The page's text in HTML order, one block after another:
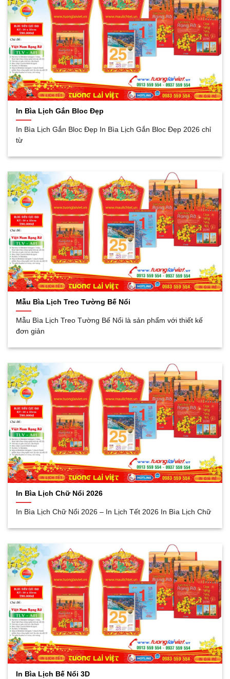
In Bìa Lịch Gắn Bloc Đẹp
In Bìa Lịch Gắn Bloc Đẹp In Bìa Lịch Gắn Bloc Đẹp 2026 chỉ
từ
Mẫu Bìa Lịch Treo Tường Bế Nổi
Mẫu Bìa Lịch Treo Tường Bế Nổi là sản phẩm với thiết kế
đơn giản
In Bìa Lịch Chữ Nổi 2026
In Bìa Lịch Chữ Nổi 2026 – In Lịch Tết 2026 In Bìa Lịch Chữ
In Bìa Lịch Bế Nổi 3D